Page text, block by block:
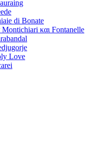
di Bonate
Montichiari και Fontanelle
Love